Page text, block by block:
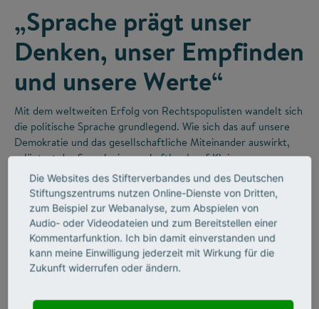
„Sprache prägt unser
Denken, unser Empfinden
und unsere Werte“
Mit dem weltweiten Erfolg von Rechtspopulisten wandelt sich
die politische Sprache grundlegend. Wie sich das auf unsere
Demokratie und das gesellschaftliche Miteinander auswirkt,
erläutert der Sprachwissenschaftler Josef Klein.
Die Websites des Stifterverbandes und des Deutschen
Stiftungszentrums nutzen Online-Dienste von Dritten,
zum Beispiel zur Webanalyse, zum Abspielen von
Audio- oder Videodateien und zum Bereitstellen einer
Kommentarfunktion. Ich bin damit einverstanden und
kann meine Einwilligung jederzeit mit Wirkung für die
Zukunft widerrufen oder ändern.